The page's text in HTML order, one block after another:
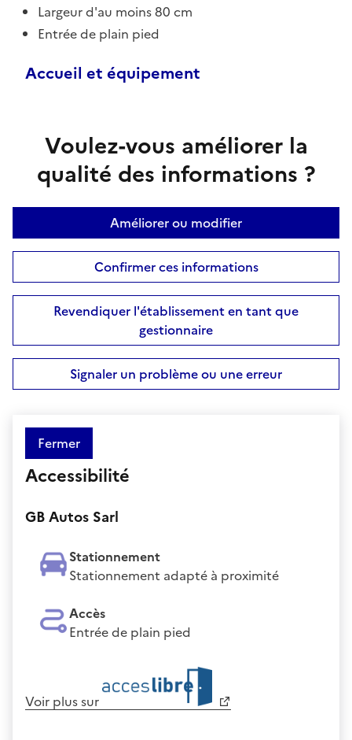
Largeur d'au moins 80 cm
Entrée de plain pied
Accueil et équipement
Voulez-vous améliorer la
qualité des informations ?
Améliorer ou modifier
Confirmer ces informations
Revendiquer l'établissement en tant que
gestionnaire
Signaler un problème ou une erreur
Fermer
Accessibilité
GB Autos Sarl
Stationnement
Stationnement adapté à proximité
Accès
Entrée de plain pied
Voir plus sur